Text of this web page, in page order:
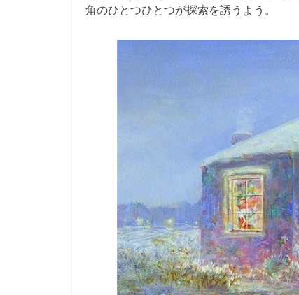
角のひとつひとつが探索を誘うよう。